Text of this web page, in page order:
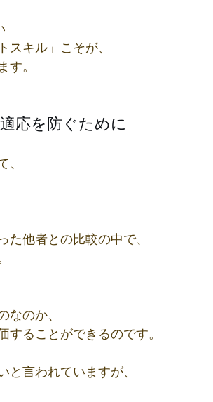
スキル」こそが、
す。
応を防ぐために
、
た他者との比較の中で、
なのか、
ることができるのです。
と言われていますが、